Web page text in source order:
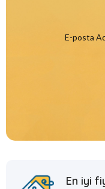
E-posta
En iyi